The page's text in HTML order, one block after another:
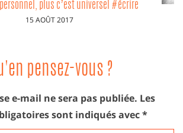
de texte, histoire d’un journal *1
PUBLIÉ
2 MAI 2017
pensez-vous ?
e-mail ne sera pas publiée. Les
sont indiqués avec*